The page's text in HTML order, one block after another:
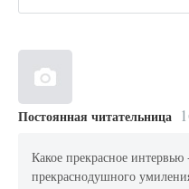
Постоянная читательница
Какое прекрасное
прекраснодушного